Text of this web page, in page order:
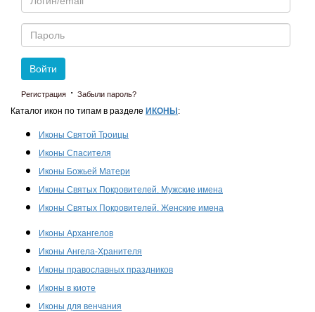
Пароль
Войти
Регистрация · Забыли пароль?
Каталог икон по типам в разделе ИКОНЫ :
Иконы Святой Троицы
Иконы Спасителя
Иконы Божьей Матери
Иконы Святых Покровителей. Мужские имена
Иконы Святых Покровителей. Женские имена
Иконы Архангелов
Иконы Ангела-Хранителя
Иконы православных праздников
Иконы в киоте
Иконы для венчания